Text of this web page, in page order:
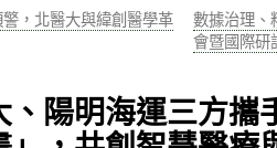
，北醫大與緯創醫學革
數據治理、
會暨國際研
、陽明海運三方攜